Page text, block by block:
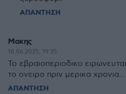
ΑΠΑΝΤΗΣΗ
Μακης
18.06.2025, 19:35
Το εβραιοπεριοδικο
το ονειρο πριν μερικα χρονια…
ΑΠΑΝΤΗΣΗ